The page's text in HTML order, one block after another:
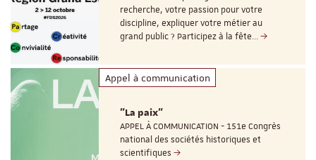
recherche, votre passion pour votre
discipline, expliquer votre métier au
grand public ? Participez à la fête…
Appel à communication
"La paix"
APPEL À COMMUNICATION - 151e Congrès
national des sociétés historiques et
scientifiques